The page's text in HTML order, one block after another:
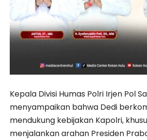
Kepala Divisi Humas Polri Irjen Pol
menyampaikan bahwa Dedi
mendukung kebijakan Kapolri,
menjalankan arahan Presiden